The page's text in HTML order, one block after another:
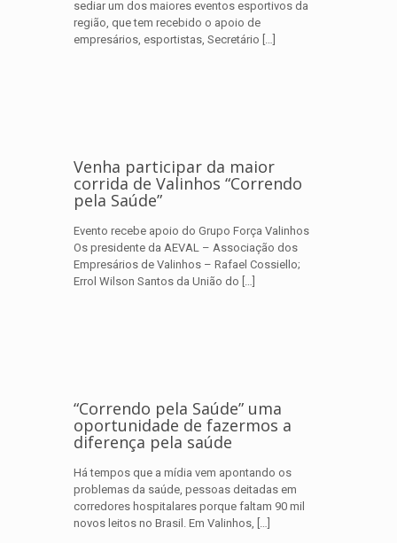
sediar um dos maiores eventos esportivos da
região, que tem recebido o apoio de
empresários, esportistas, Secretário […]
Venha participar da maior
corrida de Valinhos “Correndo
pela Saúde”
Evento recebe apoio do Grupo Força Valinhos
Os presidente da AEVAL – Associação dos
Empresários de Valinhos – Rafael Cossiello;
Errol Wilson Santos da União do […]
“Correndo pela Saúde” uma
oportunidade de fazermos a
diferença pela saúde
Há tempos que a mídia vem apontando os
problemas da saúde, pessoas deitadas em
corredores hospitalares porque faltam 90 mil
novos leitos no Brasil. Em Valinhos, […]